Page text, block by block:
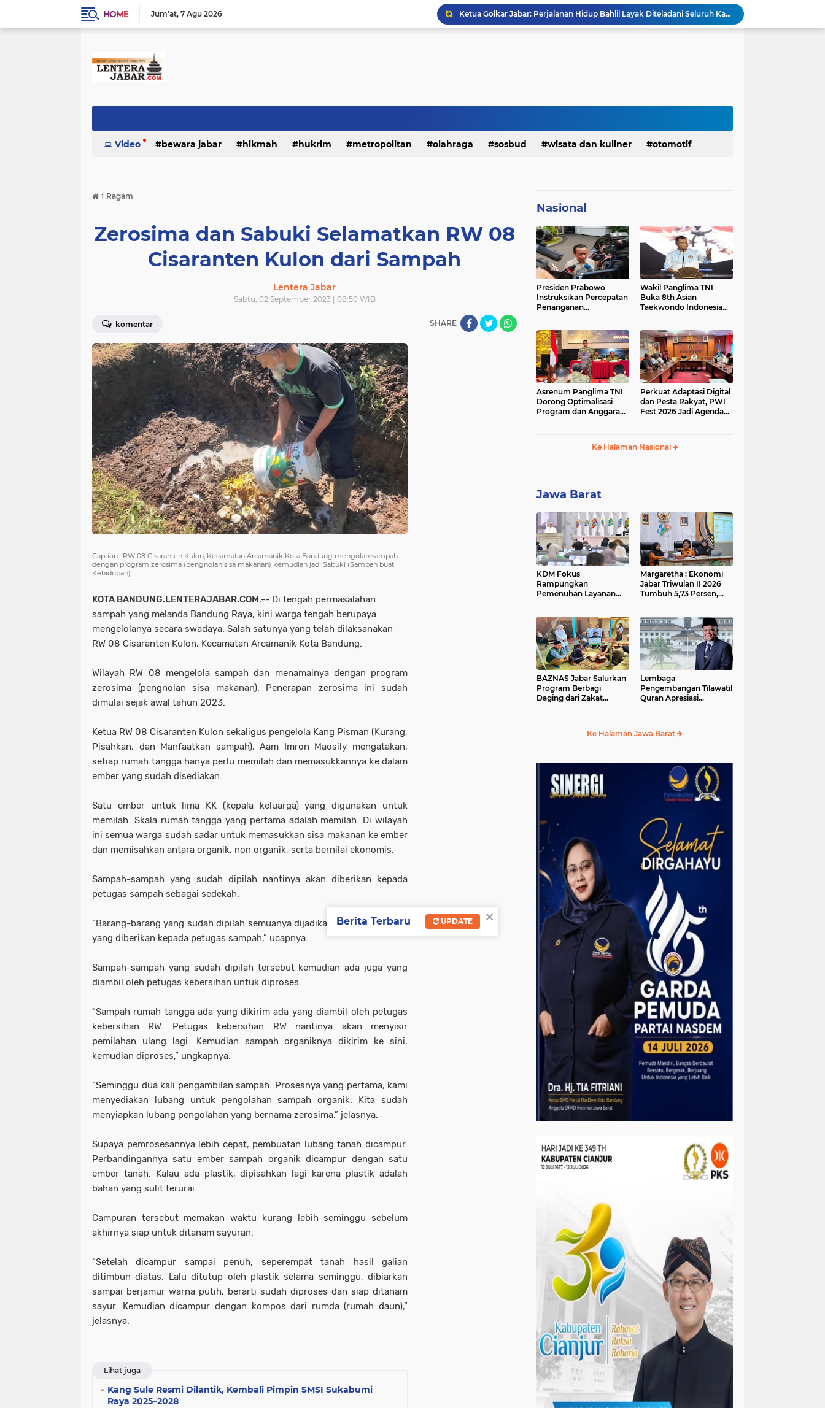
HOME Jum'at 7 Agu 2026
KDM Fokus Rampungkan Pemenuhan Layanan Dasar dan Konektivitas Wilayah pada 2027
Menaker: ASN Kemnaker Harus Hadirkan Dampak Nyata bagi Masyarakat
Bangkitkan Merek Legendaris Semen Kujang, SIG Bidik Penguatan Dominasi Pasar Jawa Barat
Video bewara jabar hikmah hukrim metropolitan olahraga sosbud wisata dan kuliner otomotif
› Ragam
Zerosima dan Sabuki Selamatkan RW 08
Cisaranten Kulon dari Sampah
Lentera Jabar
Sabtu, 02 September 2023 | 08:50 WIB
komentar SHARE
Caption : RW 08 Cisaranten Kulon, Kecamatan Arcamanik Kota Bandung mengolah sampah
dengan program zerosima (pengnolan sisa makanan) kemudian jadi Sabuki (Sampah buat
Kehidupan).
KOTA BANDUNG.LENTERAJABAR.COM,-- Di tengah permasalahan
sampah yang melanda Bandung Raya, kini warga tengah berupaya
mengelolanya secara swadaya. Salah satunya yang telah dilaksanakan
RW 08 Cisaranten Kulon, Kecamatan Arcamanik Kota Bandung.
Wilayah RW 08 mengelola sampah dan menamainya dengan program
zerosima (pengnolan sisa makanan). Penerapan zerosima ini sudah
dimulai sejak awal tahun 2023.
Ketua RW 08 Cisaranten Kulon sekaligus pengelola Kang Pisman (Kurang,
Pisahkan, dan Manfaatkan sampah), Aam Imron Maosily mengatakan,
setiap rumah tangga hanya perlu memilah dan memasukkannya ke dalam
ember yang sudah disediakan.
Satu ember untuk lima KK (kepala keluarga) yang digunakan untuk
memilah. Skala rumah tangga yang pertama adalah memilah. Di wilayah
ini semua warga sudah sadar untuk memasukkan sisa makanan ke ember
dan memisahkan antara organik, non organik, serta bernilai ekonomis.
Sampah-sampah yang sudah dipilah nantinya akan diberikan kepada
petugas sampah sebagai sedekah.
“Barang-barang yang sudah dipilah semuanya dijadikan sedekah sampah
yang diberikan kepada petugas sampah,” ucapnya.
Sampah-sampah yang sudah dipilah tersebut kemudian ada juga yang
diambil oleh petugas kebersihan untuk diproses.
“Sampah rumah tangga ada yang dikirim ada yang diambil oleh petugas
kebersihan RW. Petugas kebersihan RW nantinya akan menyisir
pemilahan ulang lagi. Kemudian sampah organiknya dikirim ke sini,
kemudian diproses,” ungkapnya.
“Seminggu dua kali pengambilan sampah. Prosesnya yang pertama, kami
menyediakan lubang untuk pengolahan sampah organik. Kita sudah
menyiapkan lubang pengolahan yang bernama zerosima,” jelasnya.
Supaya pemrosesannya lebih cepat, pembuatan lubang tanah dicampur.
Perbandingannya satu ember sampah organik dicampur dengan satu
ember tanah. Kalau ada plastik, dipisahkan lagi karena plastik adalah
bahan yang sulit terurai.
Campuran tersebut memakan waktu kurang lebih seminggu sebelum
akhirnya siap untuk ditanam sayuran.
“Setelah dicampur sampai penuh, seperempat tanah hasil galian
ditimbun diatas. Lalu ditutup oleh plastik selama seminggu, dibiarkan
sampai berjamur warna putih, berarti sudah diproses dan siap ditanam
sayur. Kemudian dicampur dengan kompos dari rumda (rumah daun),”
jelasnya.
Lihat juga
Kang Sule Resmi Dilantik, Kembali Pimpin SMSI Sukabumi
Raya 2025–2028
Nasional
Presiden Prabowo
Instruksikan Percepatan
Penanganan
BBM
Wakil Panglima TNI
Buka 8th Asian
Taekwondo Indonesia
Asrenum Panglima TNI
Dorong Optimalisasi
Program dan Anggaran
Perkuat Adaptasi Digital
dan Pesta Rakyat, PWI
Fest 2026 Jadi Agenda
Ke Halaman Nasional
Jawa Barat
KDM Fokus
Rampungkan
Pemenuhan Layanan
Margaretha : Ekonomi
Jabar Triwulan II 2026
Tumbuh 5,73 Persen,
BAZNAS Jabar Salurkan
Program Berbagi
Daging dari Zakat
Lembaga
Pengembangan Tilawatil
Quran Apresiasi
Ke Halaman Jawa Barat
×
Berita Terbaru UPDATE